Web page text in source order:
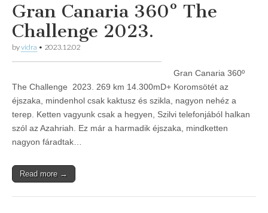
Gran Canaria 360º The
Challenge 2023.
byvidra • 2023.12.02
Gran Canaria 360º
The Challenge 2023. 269 km 14.300mD+ Koromsötét az
éjszaka, mindenhol csak kaktusz és szikla, nagyon nehéz a
terep. Ketten vagyunk csak a hegyen, Szilvi telefonjából halkan
szól az Azahriah. Ez már a harmadik éjszaka, mindketten
nagyon fáradtak…
Read more →